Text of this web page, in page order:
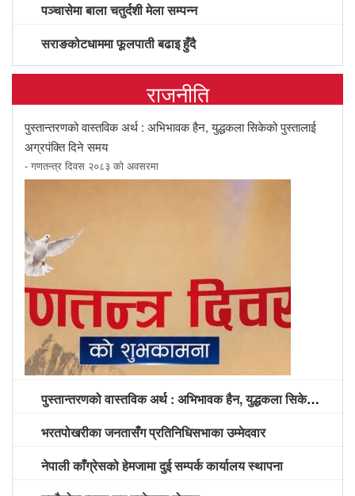
पञ्चासेमा बाला चतुर्दशी मेला सम्पन्न
सराङकोटधाममा फूलपाती बढाइ हुँदै
राजनीति
पुस्तान्तरणको वास्तविक अर्थ : अभिभावक हैन, युद्धकला सिकेको पुस्तालाई
अग्रपंक्ति दिने समय
- गणतन्त्र दिवस २०८३ को अवसरमा
पुस्तान्तरणको वास्तविक अर्थ : अभिभावक हैन, युद्धकला सिकेको पुस्तालाई अग्रपंक्ति दिने समय
भरतपोखरीका जनतासँग प्रतिनिधिसभाका उम्मेदवार
नेपाली काँग्रेसको हेमजामा दुई सम्पर्क कार्यालय स्थापना